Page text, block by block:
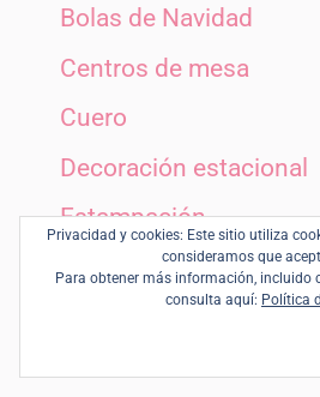
Bolas de Navidad
Centros de mesa
Cuero
Decoración estacional
Estampación
Guirnaldas
Privacidad y cookies: Este sitio utiliza
consideramos que
Para obtener más información, incluido
consulta aquí: Política